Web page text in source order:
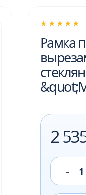
★★★★★
Рамка
2
- 1